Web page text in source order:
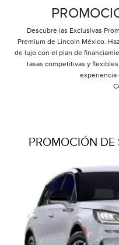
Descubre las Exclusivas
Premium de Lincoln México.
de lujo con el plan de
tasas competitivas y
experiencia
PROMOCIÓN